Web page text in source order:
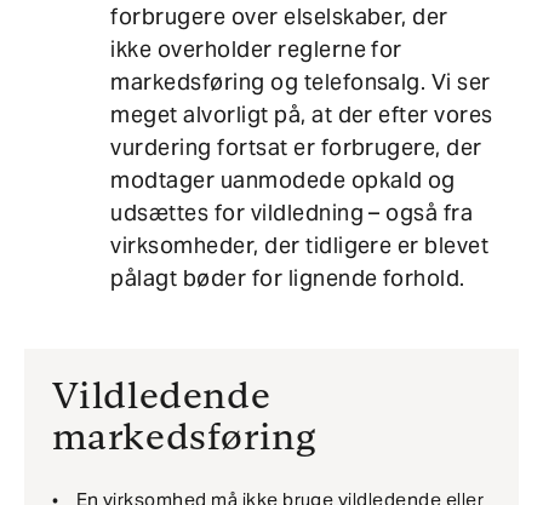
forbrugere over elselskaber, der
ikke overholder reglerne for
markedsføring og telefonsalg. Vi ser
meget alvorligt på, at der efter vores
vurdering fortsat er forbrugere, der
modtager uanmodede opkald og
udsættes for vildledning – også fra
virksomheder, der tidligere er blevet
pålagt bøder for lignende forhold.
Vildledende
markedsføring
En virksomhed må ikke bruge vildledende eller